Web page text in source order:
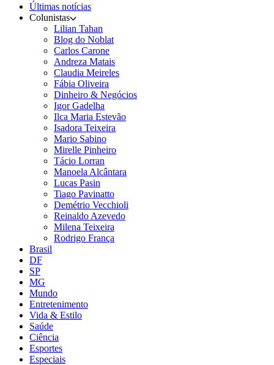
Últimas notícias
Colunistas
Lilian Tahan
Blog do Noblat
Carlos Carone
Andreza Matais
Claudia Meireles
Fábia Oliveira
Dinheiro & Negócios
Igor Gadelha
Ilca Maria Estevão
Isadora Teixeira
Mario Sabino
Mirelle Pinheiro
Tácio Lorran
Manoela Alcântara
Lucas Pasin
Tiago Pavinatto
Demétrio Vecchioli
Reinaldo Azevedo
Milena Teixeira
Rodrigo França
Brasil
DF
SP
MG
Mundo
Entretenimento
Vida & Estilo
Saúde
Ciência
Esportes
Especiais